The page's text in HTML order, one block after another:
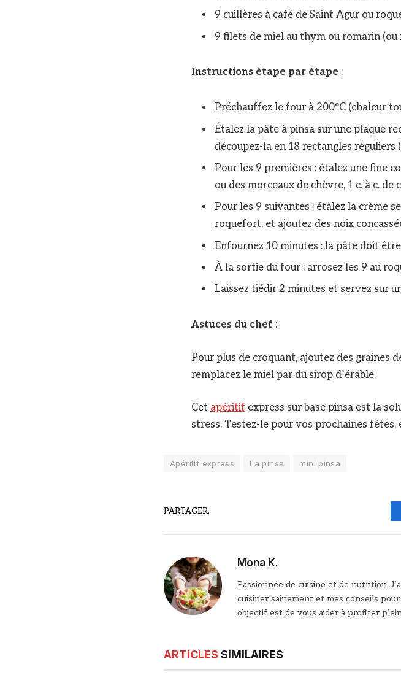
9 cuillères à café de Saint Agur ou
9 filets de miel au thym ou romarin (ou
Instructions étape par étape :
Préchauffez le four à 200°C (chaleur
Étalez la pâte à pinsa sur une plaque
découpez-la en 18 rectangles
Pour les 9 premières : étalez une fine
ou des morceaux de chèvre, 1 c. à c.
Pour les 9 suivantes : étalez la crème
roquefort, et ajoutez des noix
Enfournez 10 minutes : la pâte doit
À la sortie du four : arrosez les 9 au
Laissez tiédir 2 minutes et servez sur
Astuces du chef :
Pour plus de croquant, ajoutez des graines
remplacez le miel par du sirop d’érable.
Cet apéritif express sur base pinsa est la
stress. Testez-le pour vos prochaines
Apéritif express La pinsa mini pinsa
PARTAGER.
Mona K.
Passionnée de cuisine et de nutrition.
cuisiner sainement et mes conseils
objectif est de vous aider à profiter
ARTICLES SIMILAIRES